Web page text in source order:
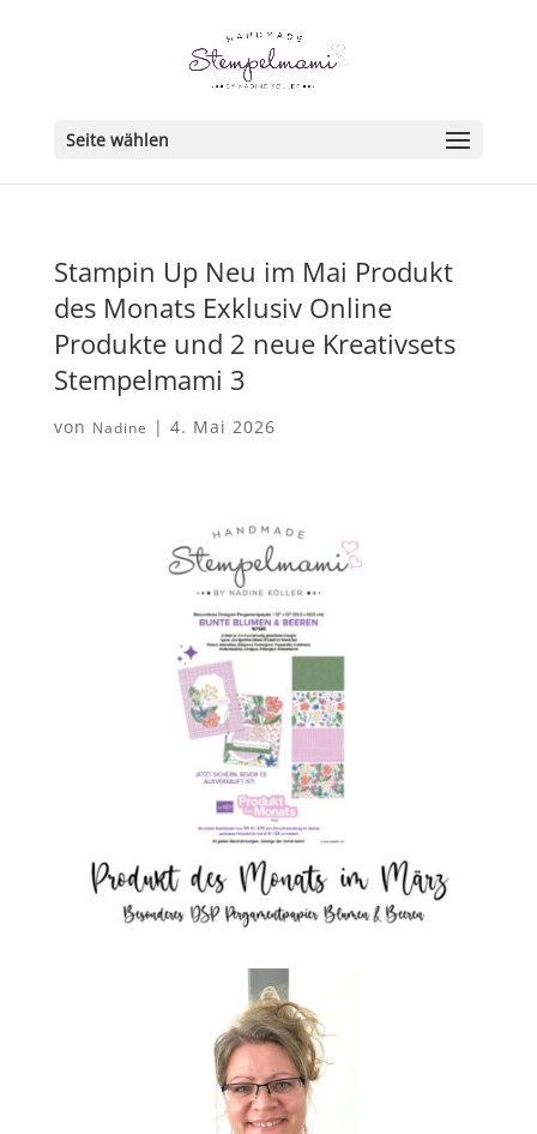
Seite wählen
Stampin Up Neu im Mai Produkt
des Monats Exklusiv Online
Produkte und 2 neue Kreativsets
Stempelmami 3
von Nadine | 4. Mai 2026